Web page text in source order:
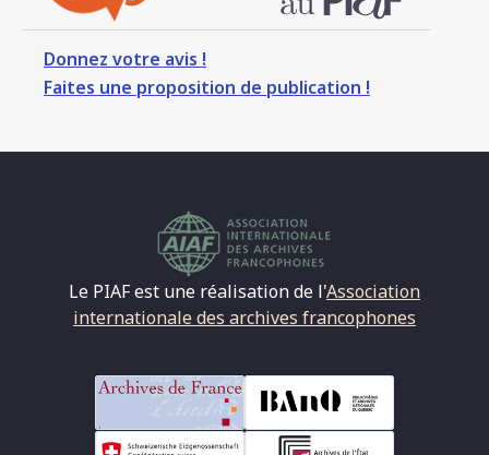
Donnez votre avis !
Faites une proposition de publication !
Le PIAF est une réalisation de l'Association
internationale des archives francophones